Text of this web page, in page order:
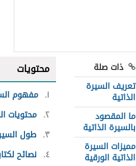
ذات صلة
تعريف السيرة
الذاتية
ما المقصود
بالسيرة الذاتية
مميزات السيرة
الذاتية الورقية
محتويات
١ مفهوم
٢ محتويات
٣ طول
٤ نصائح